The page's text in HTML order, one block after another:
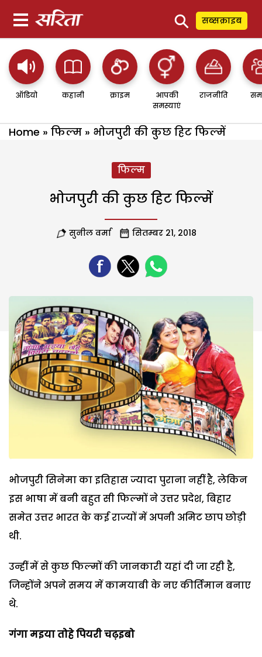
⚲ सब्सक्राइब
ऑडियो कहानी क्राइम
आपकी
समस्याएं
राजनीति
Home » फिल्म » भोजपुरी की कुछ हिट फिल्में
फिल्म
भोजपुरी की कुछ हिट फिल्में
सुनील वर्मा सितम्बर 21, 2018
भोजपुरी सिनेमा का इतिहास ज्यादा पुराना नहीं है, लेकिन
इस भाषा में बनी बहुत सी फिल्मों ने उत्तर प्रदेश, बिहार
समेत उत्तर भारत के कई राज्यों में अपनी अमिट छाप छोड़ी
थी.
उन्हीं में से कुछ फिल्मों की जानकारी यहां दी जा रही है,
जिन्होंने अपने समय में कामयाबी के नए कीर्तिमान बनाए
थे.
गंगा मइया तोहे पियरी चढ़इबो